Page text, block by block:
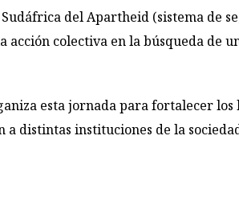
del Apartheid (sistema de
colectiva en la búsqueda de
esta jornada para fortalecer los
distintas instituciones de la